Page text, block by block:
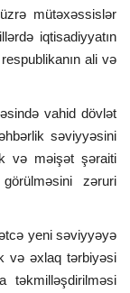
mütəxəssislər
iqtisadiyyatın
ali və
vahid dövlət
səviyyəsini
və məişət şəraiti
zəruri
yeni səviyyəyə
və əxlaq tərbiyəsi
təkmilləşdirilməsi